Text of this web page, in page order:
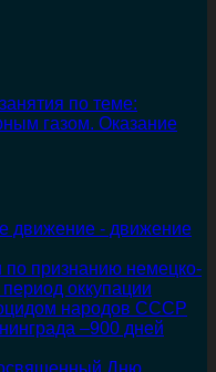
по теме:
газом. Оказание
движение - движение
по признанию немецко-
оккупации
народов СССР
–900 дней